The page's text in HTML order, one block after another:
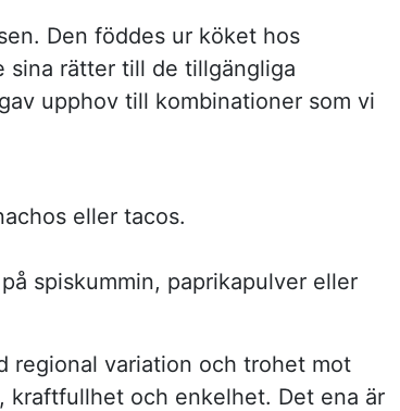
Den föddes ur köket hos
sina rätter till de tillgängliga
upphov till kombinationer som vi
eller tacos.
spiskummin, paprikapulver eller
regional variation och trohet mot
och enkelhet. Det ena är